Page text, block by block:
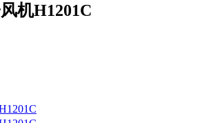
机H1201C